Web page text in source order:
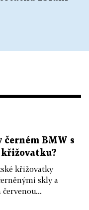
černém BMW s
křižovatku?
křižovatky
skly a